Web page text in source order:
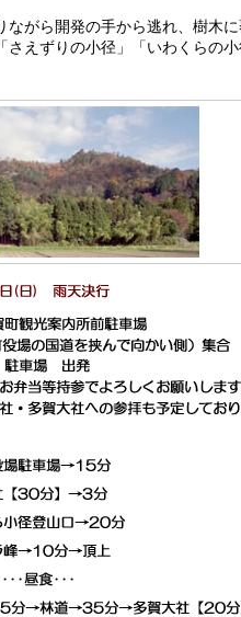
ながら開発の手から逃れ、樹木
さえずりの小径」「いわくらの